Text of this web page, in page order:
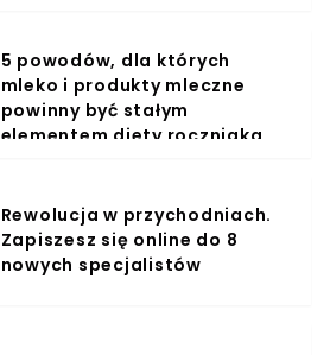
5 powodów, dla których
mleko i produkty mleczne
powinny być stałym
elementem diety roczniaka
Rewolucja w przychodniach.
Zapiszesz się online do 8
nowych specjalistów